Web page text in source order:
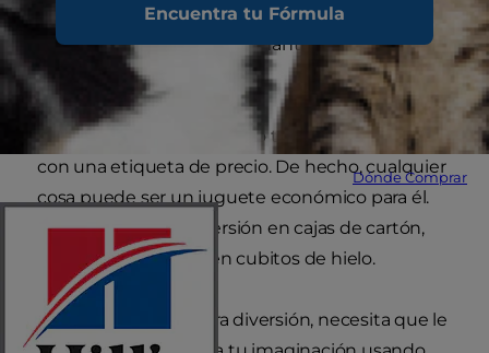
Encuentra tu Fórmula
Dónde Comprar
Jugar con tu gato es vital para su salud. Un
ambiente estimulante le mantiene activo
mental y físicamente.
Los juguetes para gatos no tienen por qué venir
con una etiqueta de precio. De hecho, cualquier
cosa puede ser un juguete económico para él.
Puede encontrar diversión en cajas de cartón,
periódicos e incluso en cubitos de hielo.
¡Pero para la verdadera diversión, necesita que le